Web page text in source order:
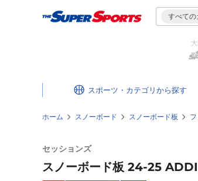
すべての
スポーツ・カテゴリ
ホーム スノーボード スノーボード板
セッションズ
スノーボード板 24-25